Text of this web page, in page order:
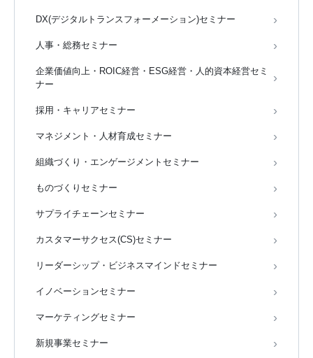
DX(デジタルトランスフォーメーション)セミナー
人事・総務セミナー
企業価値向上・ROIC経営・ESG経営・人的資本経営セミ
ナー
採用・キャリアセミナー
マネジメント・人材育成セミナー
組織づくり・エンゲージメントセミナー
ものづくりセミナー
サプライチェーンセミナー
カスタマーサクセス(CS)セミナー
リーダーシップ・ビジネスマインドセミナー
イノベーションセミナー
マーケティングセミナー
新規事業セミナー